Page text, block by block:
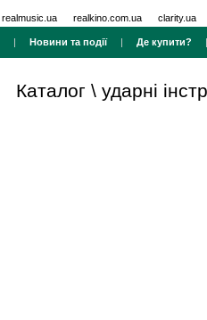
realmusic.ua realkino.com.ua clarity.ua
| Новини та події| Де купити?
Каталог \ ударні